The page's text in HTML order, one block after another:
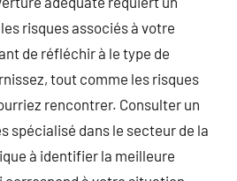
risques associés à votre
de réfléchir à le type de
tout comme les risques
rencontrer. Consulter un
spécialisé dans le secteur de la
à identifier la meilleure